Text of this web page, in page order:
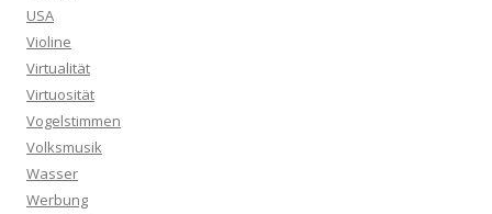
USA
Violine
Virtualität
Virtuosität
Vogelstimmen
Volksmusik
Wasser
Werbung